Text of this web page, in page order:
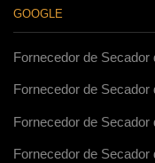
GOOGLE
Fornecedor de
Fornecedor de
Fornecedor de
Fornecedor de